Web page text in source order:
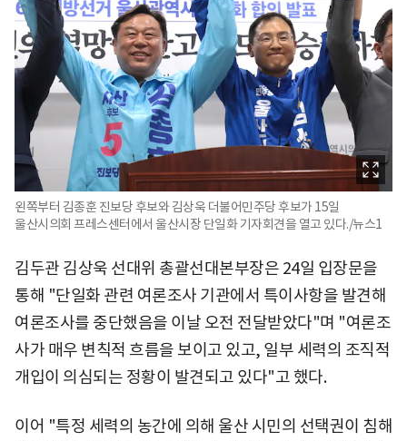
왼쪽부터 김종훈 진보당 후보와 김상욱 더불어민주당 후보가 15일
울산시의회 프레스센터에서 울산시장 단일화 기자회견을 열고 있다./뉴스1
김두관 김상욱 선대위 총괄선대본부장은 24일 입장문을
통해 "단일화 관련 여론조사 기관에서 특이사항을 발견해
여론조사를 중단했음을 이날 오전 전달받았다"며 "여론조
사가 매우 변칙적 흐름을 보이고 있고, 일부 세력의 조직적
개입이 의심되는 정황이 발견되고 있다"고 했다.
이어 "특정 세력의 농간에 의해 울산 시민의 선택권이 침해